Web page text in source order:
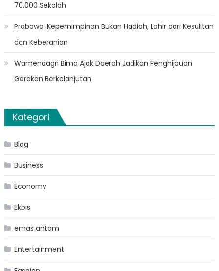
70.000 Sekolah
Prabowo: Kepemimpinan Bukan Hadiah, Lahir dari Kesulitan
dan Keberanian
Wamendagri Bima Ajak Daerah Jadikan Penghijauan
Gerakan Berkelanjutan
Kategori
Blog
Business
Economy
Ekbis
emas antam
Entertainment